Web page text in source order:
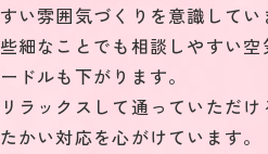
すい雰囲気づくりを意識してい
些細なことでも相談しやすい
ードルも下がります。
リラックスして通っていただ
たかい対応を心がけています。